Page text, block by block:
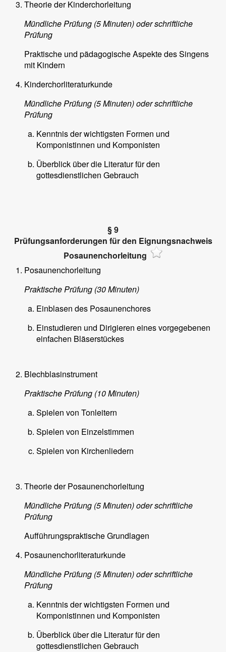
Theorie der Kinderchorleitung
Mündliche Prüfung (5 Minuten) oder schriftliche
Prüfung
Praktische und pädagogische Aspekte des Singens
mit Kindern
Kinderchorliteraturkunde
Mündliche Prüfung (5 Minuten) oder schriftliche
Prüfung
Kenntnis der wichtigsten Formen und
Komponistinnen und Komponisten
Überblick über die Literatur für den
gottesdienstlichen Gebrauch
§ 9
Prüfungsanforderungen für den Eignungsnachweis
Posaunenchorleitung
Posaunenchorleitung
Praktische Prüfung (30 Minuten)
Einblasen des Posaunenchores
Einstudieren und Dirigieren eines vorgegebenen
einfachen Bläserstückes
Blechblasinstrument
Praktische Prüfung (10 Minuten)
Spielen von Tonleitern
Spielen von Einzelstimmen
Spielen von Kirchenliedern
Theorie der Posaunenchorleitung
Mündliche Prüfung (5 Minuten) oder schriftliche
Prüfung
Aufführungspraktische Grundlagen
Posaunenchorliteraturkunde
Mündliche Prüfung (5 Minuten) oder schriftliche
Prüfung
Kenntnis der wichtigsten Formen und
Komponistinnen und Komponisten
Überblick über die Literatur für den
gottesdienstlichen Gebrauch